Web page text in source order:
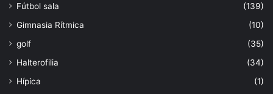
Fútbol sala
(139)
Gimnasia Rítmica
(10)
golf
(35)
Halterofilia
(34)
Hípica
(1)